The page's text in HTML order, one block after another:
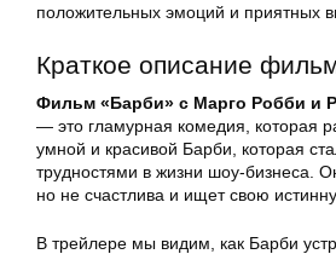
положительных эмоций и приятных
Краткое описание
Фильм «Барби» с Марго Робби и
— это гламурная комедия, которая
умной и красивой Барби, которая
трудностями в жизни шоу-бизнеса.
но не счастлива и ищет свою
В трейлере мы видим, как Барби